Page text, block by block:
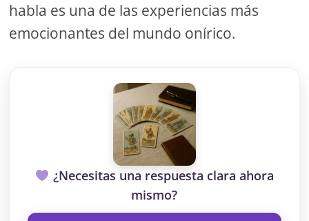
habla es una de las experiencias más
emocionantes del mundo onírico.
¿Necesitas una respuesta clara ahora
mismo?